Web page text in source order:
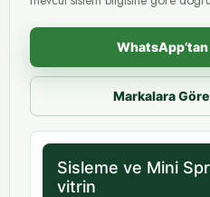
WhatsApp’tan
Markalara
Sisleme ve Mini
vitrin